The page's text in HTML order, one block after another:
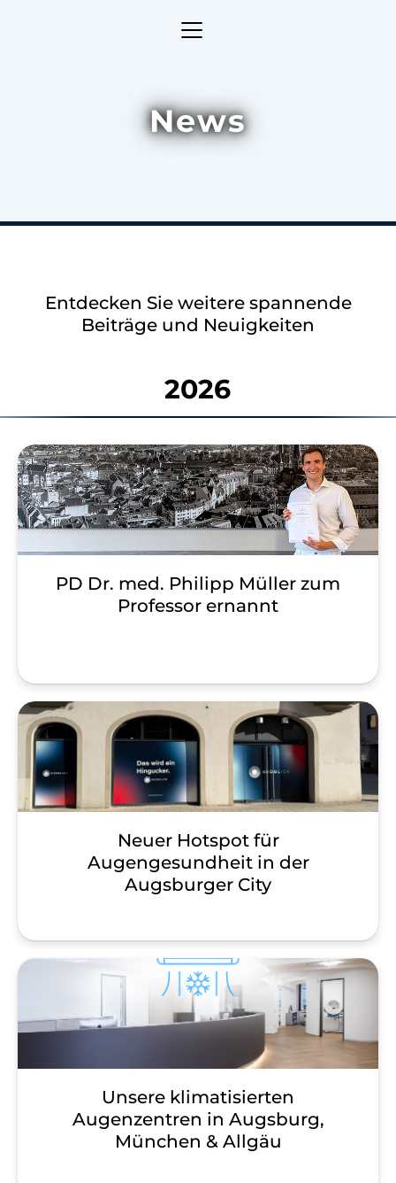
News
Entdecken Sie weitere spannende
Beiträge und Neuigkeiten
2026
PD Dr. med. Philipp Müller zum
Professor ernannt
Neuer Hotspot für
Augengesundheit in der
Augsburger City
Unsere klimatisierten
Augenzentren in Augsburg,
München & Allgäu